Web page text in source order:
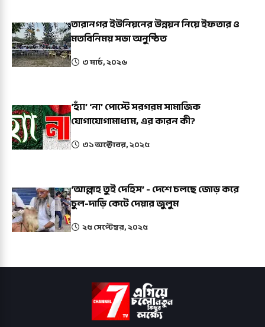
তারানগর ইউনিয়নের উন্নয়ন নিয়ে ইফতার ও
মতবিনিময় সভা অনুষ্ঠিত
৩ মার্চ, ২০২৬
‘হ্যাঁ’ ‘না’ পোস্টে সরগরম সামাজিক
যোগাযোগামাধ্যম, এর কারন কী?
৩১ অক্টোবর, ২০২৫
‘আল্লাহ তুই দেহিস’ - দেশে চলছে জোড় করে
চুল-দাড়ি কেটে দেয়ার জুলুম
২৫ সেপ্টেম্বর, ২০২৫